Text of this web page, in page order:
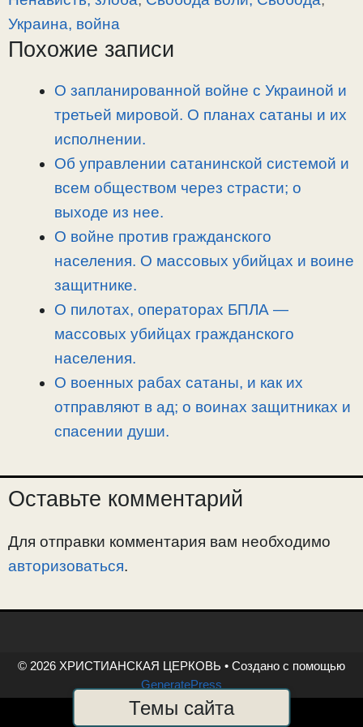
n
a
o
и
Украина, война
Похожие записи
О запланированной войне с Украиной и
третьей мировой. О планах сатаны и их
исполнении.
Об управлении сатанинской системой и
всем обществом через страсти; о
выходе из нее.
О войне против гражданского
населения. О массовых убийцах и воине
защитнике.
О пилотах, операторах БПЛА —
массовых убийцах гражданского
населения.
О военных рабах сатаны, и как их
отправляют в ад; о воинах защитниках и
спасении души.
Оставьте комментарий
Для отправки комментария вам необходимо
авторизоваться.
© 2026 ХРИСТИАНСКАЯ ЦЕРКОВЬ • Создано с помощью
GeneratePress
Темы сайта